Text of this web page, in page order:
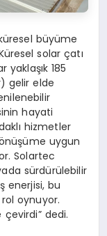
büyüme
solar çatı
yaklaşık 185
gelir elde
hayati
hizmetler
uygun
Solartec
sürdürülebilir
enerjisi, bu
oynuyor.
dedi.